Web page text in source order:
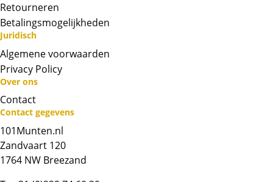
Neem contact op met op!
Chat met ons
Retourneren
Betalingsmogelijkheden
Juridisch
Algemene voorwaarden
Privacy Policy
Over ons
Contact
Contact gegevens
101Munten.nl
Zandvaart 120
1764 NW Breezand